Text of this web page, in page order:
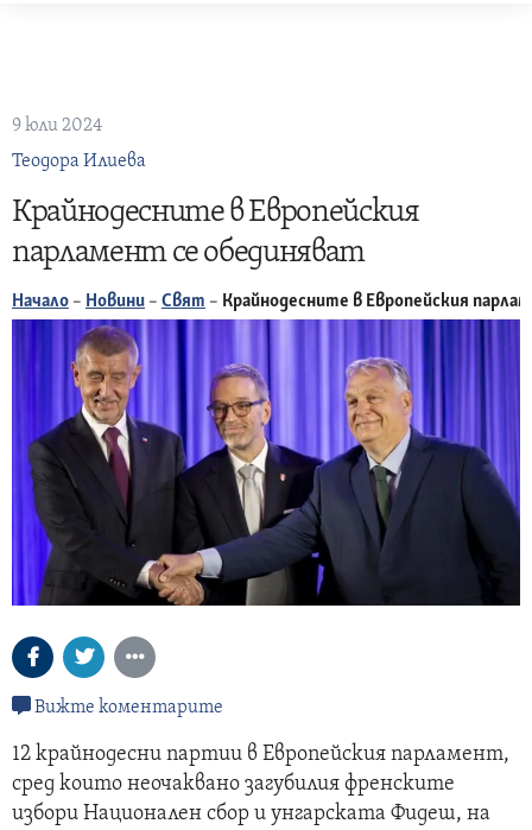
9 юли 2024
Теодора Илиева
Крайнодесните в Европейския
парламент се обединяват
Начало – Новини – Свят – Крайнодесните в Европейския
Вижте коментарите
12 крайнодесни партии в Европейския парламент,
сред които неочаквано загубилия френските
избори Национален сбор и унгарската Фидеш, на